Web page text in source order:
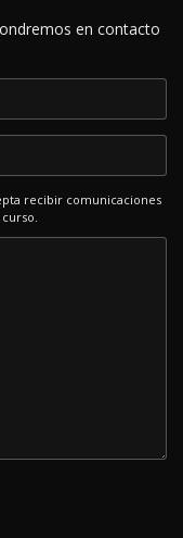
en contacto
recibir comunicaciones